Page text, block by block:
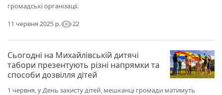
громадські організації.
11 червня 2025 р.visibility22
Сьогодні на Михайлівській дитячі
табори презентують різні напрямки та
способи дозвілля дітей
1 червня, у День захисту дітей, мешканці громади матимуть